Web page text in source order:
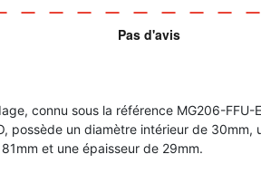
connu sous la référence MG206-FFU-
possède un diamètre intérieur de 30mm,
et une épaisseur de 29mm.